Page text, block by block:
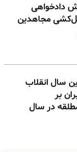
دادخواهی
مجاهدین
سال انقلاب
بر
در سال